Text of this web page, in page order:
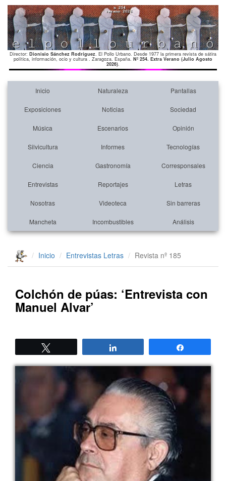
Director: Dionisio Sánchez Rodríguez. El Pollo Urbano. Desde 1977 la primera revista de sátira
política, información, ocio y cultura . Zaragoza. España. Nº 254. Extra Verano (Julio Agosto
2026).
Inicio Naturaleza Pantallas
Exposiciones Noticias Sociedad
Música Escenarios Opinión
Silvicultura Informes Tecnologías
Ciencia Gastronomía Corresponsales
Entrevistas Reportajes Letras
Nosotras Videoteca Sin barreras
Mancheta Incombustibles Análisis
Inicio Entrevistas Letras Revista nº 185
Colchón de púas: ‘Entrevista con
Manuel Alvar’